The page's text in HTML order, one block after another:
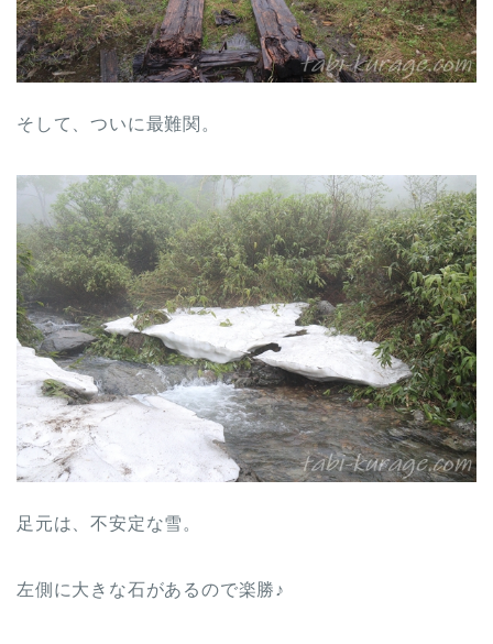
そして、ついに最難関。
足元は、不安定な雪。
左側に大きな石があるので楽勝♪